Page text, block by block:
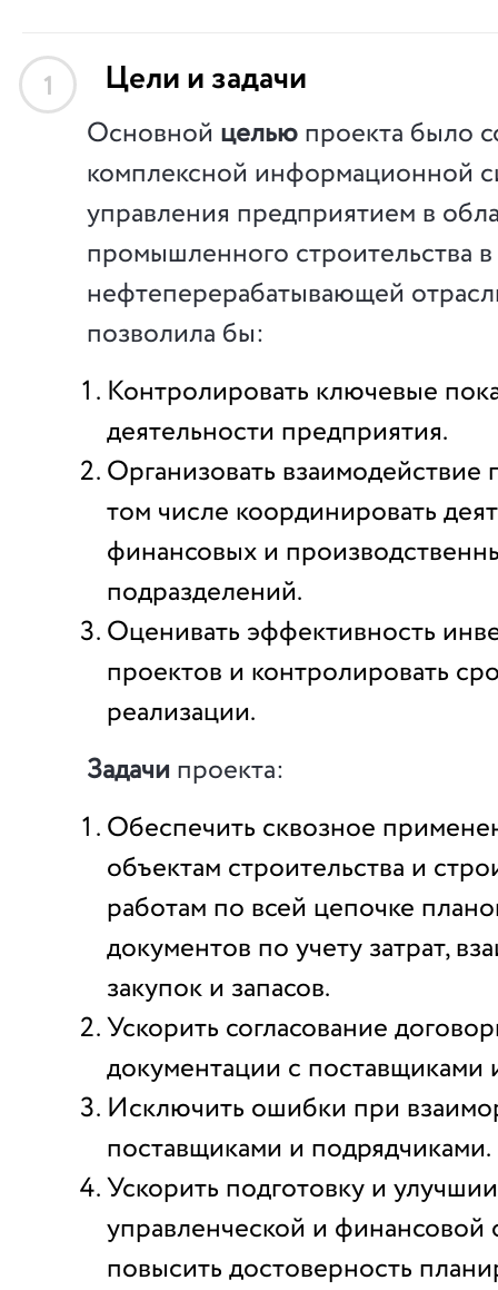
1 Цели и задачи
Основной цельюпроекта было
комплексной информационной
управления предприятием в
промышленного строительства в
нефтеперерабатывающей
позволила бы:
Контролировать ключевые
деятельности предприятия.
Организовать взаимодействие
том числе координировать
финансовых и
подразделений.
Оценивать эффективность
проектов и контролировать
реализации.
Задачи проекта:
Обеспечить сквозное
объектам строительства и
работам по всей цепочке
документов по учету затрат,
закупок и запасов.
Ускорить согласование
документации с поставщиками
Исключить ошибки при
поставщиками и подрядчиками.
Ускорить подготовку и
управленческой и финансовой
повысить достоверность